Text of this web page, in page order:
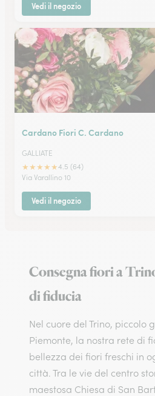
Vedi il negozio
Cardano Fiori C. Cardano
GALLIATE
★★★★★4.5 (64)
Via Varallino 10
Vedi il negozio
Consegna fiori a
di fiducia
Nel cuore del Trino, piccolo
Piemonte, la nostra rete di
bellezza dei fiori freschi in
città. Tra le vie del centro
maestosa Chiesa di San